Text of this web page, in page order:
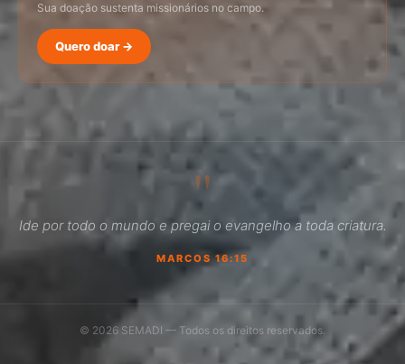
Sua doação sustenta missionários no campo.
Quero doar →
"
Ide por todo o mundo e pregai o evangelho a toda criatura.
MARCOS 16:15
© 2026 SEMADI — Todos os direitos reservados.
Como ser um promotor?